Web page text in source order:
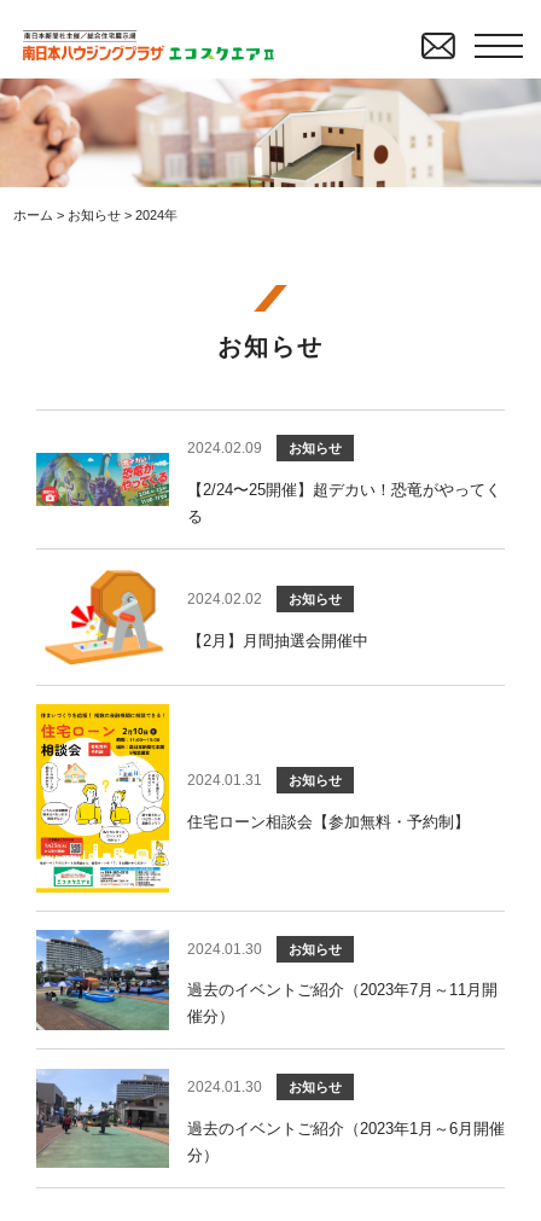
ホーム > お知らせ >2024年
お知らせ
2024.02.09 お知らせ
【2/24〜25開催】超デカい！恐竜がやってく
る
2024.02.02 お知らせ
【2月】月間抽選会開催中
2024.01.31 お知らせ
住宅ローン相談会【参加無料・予約制】
2024.01.30 お知らせ
過去のイベントご紹介（2023年7月～11月開
催分）
2024.01.30 お知らせ
過去のイベントご紹介（2023年1月～6月開催
分）